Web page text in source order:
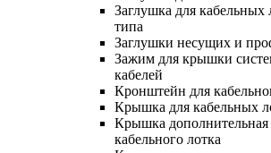
Заглушка для кабельных
типа
Заглушки несущих и
Зажим для крышки
кабелей
Кронштейн для
Крышка для кабельных
Крышка дополнительная
кабельного лотка